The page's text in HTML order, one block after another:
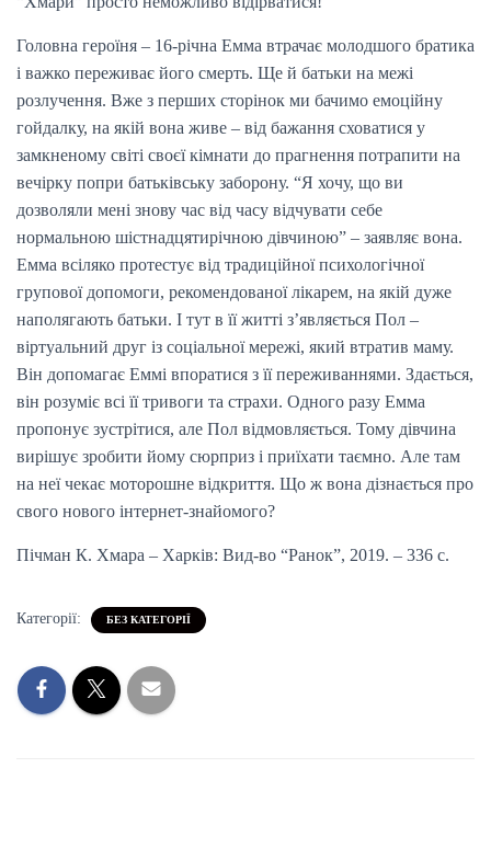
Головна героїня – 16-річна Емма втрачає молодшого братика
і важко переживає його смерть. Ще й батьки на межі
розлучення. Вже з перших сторінок ми бачимо емоційну
гойдалку, на якій вона живе – від бажання сховатися у
замкненому світі своєї кімнати до прагнення потрапити на
вечірку попри батьківську заборону. “Я хочу, що ви
дозволяли мені знову час від часу відчувати себе
нормальною шістнадцятирічною дівчиною” – заявляє вона.
Емма всіляко протестує від традиційної психологічної
групової допомоги, рекомендованої лікарем, на якій дуже
наполягають батьки. І тут в її житті з’являється Пол –
віртуальний друг із соціальної мережі, який втратив маму.
Він допомагає Еммі впоратися з її переживаннями. Здається,
він розуміє всі її тривоги та страхи. Одного разу Емма
пропонує зустрітися, але Пол відмовляється. Тому дівчина
вирішує зробити йому сюрприз і приїхати таємно. Але там
на неї чекає моторошне відкриття. Що ж вона дізнається про
свого нового інтернет-знайомого?
Пічман К. Хмара – Харків: Вид-во “Ранок”, 2019. – 336 с.
Категорії: БЕЗ КАТЕГОРІЇ